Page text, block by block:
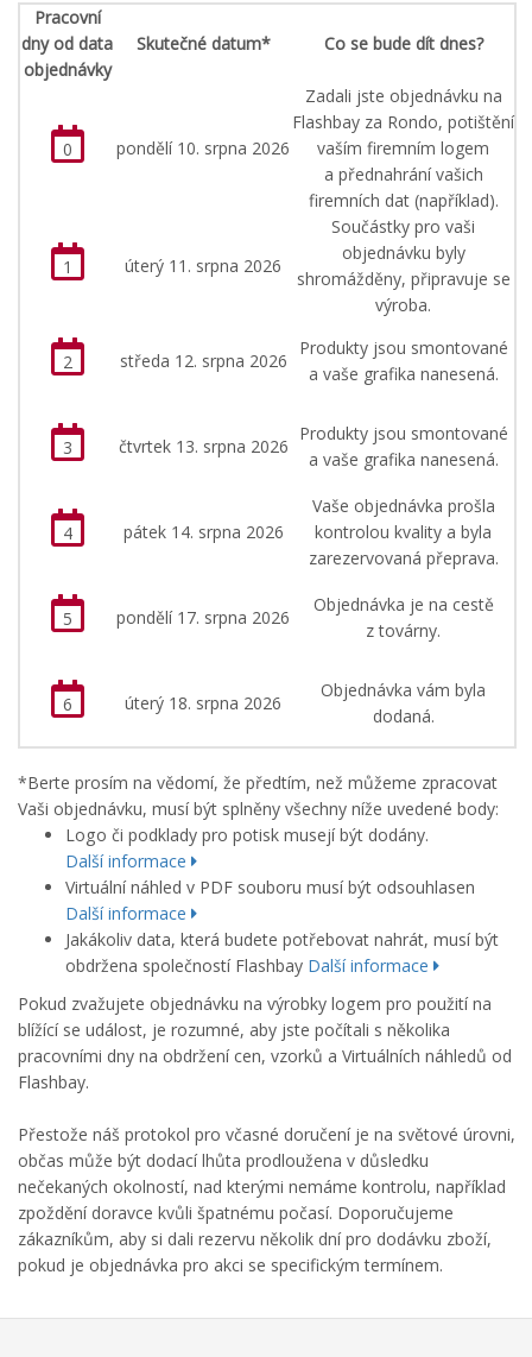
Pracovní
dny od data
objednávky
Skutečné datum* Co se bude dít dnes?
0 pondělí 10. srpna 2026
Zadali jste objednávku na
Flashbay za Rondo, potištění
vaším firemním logem
a přednahrání vašich
firemních dat (například).
1 úterý 11. srpna 2026
Součástky pro vaši
objednávku byly
shromážděny, připravuje se
výroba.
2 středa 12. srpna 2026
Produkty jsou smontované
a vaše grafika nanesená.
3 čtvrtek 13. srpna 2026
Produkty jsou smontované
a vaše grafika nanesená.
4 pátek 14. srpna 2026
Vaše objednávka prošla
kontrolou kvality a byla
zarezervovaná přeprava.
5 pondělí 17. srpna 2026
Objednávka je na cestě
z továrny.
6 úterý 18. srpna 2026
Objednávka vám byla
dodaná.
*Berte prosím na vědomí, že předtím, než můžeme zpracovat
Vaši objednávku, musí být splněny všechny níže uvedené body:
Logo či podklady pro potisk musejí být dodány.
Další informace
Virtuální náhled v PDF souboru musí být odsouhlasen
Další informace
Jakákoliv data, která budete potřebovat nahrát, musí být
obdržena společností Flashbay Další informace
Pokud zvažujete objednávku na výrobky logem pro použití na
blížící se událost, je rozumné, aby jste počítali s několika
pracovními dny na obdržení cen, vzorků a Virtuálních náhledů od
Flashbay.
Přestože náš protokol pro včasné doručení je na světové úrovni,
občas může být dodací lhůta prodloužena v důsledku
nečekaných okolností, nad kterými nemáme kontrolu, například
zpožděnídoravce kvůli špatnému počasí. Doporučujeme
zákazníkům, aby si dali rezervu několik dnípro dodávku zboží,
pokud je objednávka pro akci se specifickým termínem.